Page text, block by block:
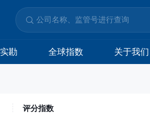
实勘 全球指数 关于我们
评分指数